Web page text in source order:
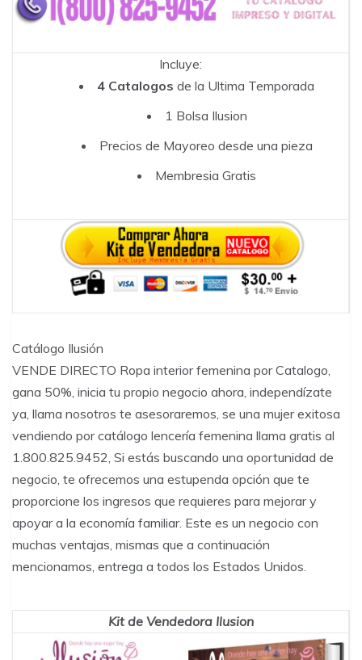
Incluye:
4 Catalogos de la Ultima Temporada
1 Bolsa Ilusion
Precios de Mayoreo desde una pieza
Membresia Gratis
Catálogo Ilusión
VENDE DIRECTO Ropa interior femenina por Catalogo,
gana 50%, inicia tu propio negocio ahora, independízate
ya, llama nosotros te asesoraremos, se una mujer exitosa
vendiendo por catálogo lencería femenina llama gratis al
1.800.825.9452, Si estás buscando una oportunidad de
negocio, te ofrecemos una estupenda opción que te
proporcione los ingresos que requieres para mejorar y
apoyar a la economía familiar. Este es un negocio con
muchas ventajas, mismas que a continuación
mencionamos, entrega a todos los Estados Unidos.
Kit de Vendedora Ilusion